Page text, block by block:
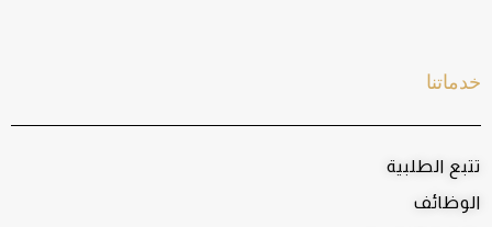
خدماتنا
تتبع الطلبية
الوظائف